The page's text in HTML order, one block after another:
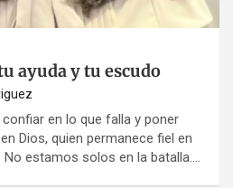
ayuda y tu escudo
en lo que falla y poner
Dios, quien permanece fiel en
estamos solos en la batalla.…